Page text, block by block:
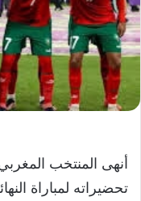
أنهى المنتخب
تحضيراته لمباراة